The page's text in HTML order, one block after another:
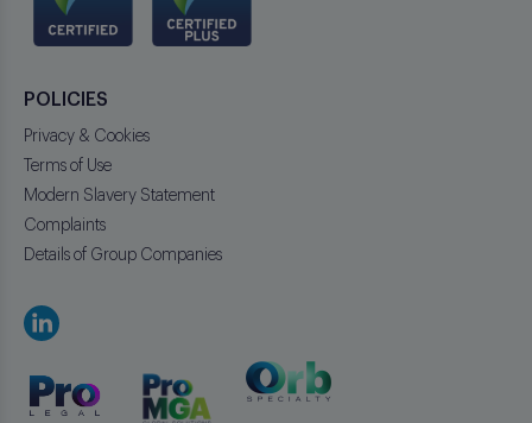
POLICIES
Privacy & Cookies
Terms of Use
Modern Slavery Statement
Complaints
Details of Group Companies